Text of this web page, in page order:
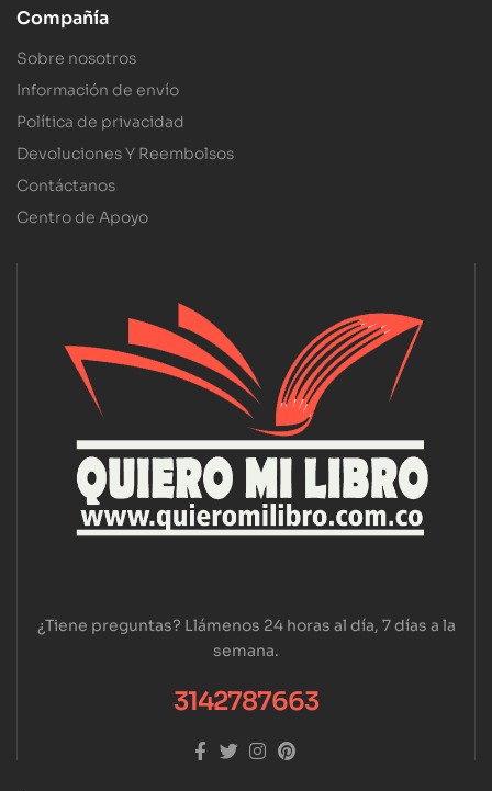
Compañía
Sobre nosotros
Información de envío
Política de privacidad
Devoluciones Y Reembolsos
Contáctanos
Centro de Apoyo
¿Tiene preguntas? Llámenos 24 horas al día, 7 días a la
semana.
3142787663